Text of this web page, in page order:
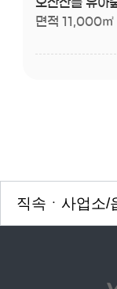
면적 11,000㎡